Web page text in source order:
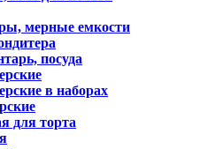
мерные емкости
посуда
в наборах
для торта